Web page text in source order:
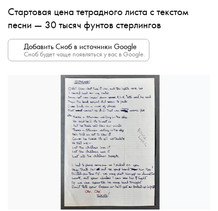
Стартовая цена тетрадного листа с текстом
песни — 30 тысяч фунтов стерлингов
Добавить Сноб в источники Google
Сноб будет чаще появляться у вас в Google.